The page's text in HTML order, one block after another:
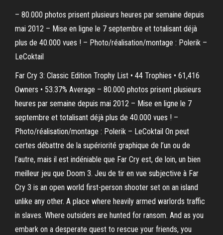
– 80.000 photos prisent plusieurs heures par semaine depuis
mai 2012 – Mise en ligne le 7 septembre et totalisant déjà
plus de 40.000 vues ! – Photo/réalisation/montage : Polerik –
LeCoktail
Far Cry 3: Classic Edition Trophy List • 44 Trophies • 61,416
Owners • 53.37% Average – 80.000 photos prisent plusieurs
heures par semaine depuis mai 2012 – Mise en ligne le 7
septembre et totalisant déjà plus de 40.000 vues ! –
Photo/réalisation/montage : Polerik – LeCoktail On peut
certes débattre de la supériorité graphique de l’un ou de
l’autre, mais il est indéniable que Far Cry est, de loin, un bien
meilleur jeu que Doom 3. Jeu de tir en vue subjective à Far
Cry 3 is an open world first-person shooter set on an island
unlike any other. A place where heavily armed warlords traffic
in slaves. Where outsiders are hunted for ransom. And as you
embark on a desperate quest to rescue your friends, you